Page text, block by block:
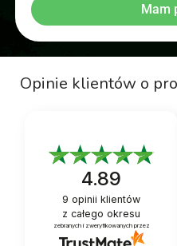
Mam
Opinie klientów o
4.89
9 opinii klientów
z całego okresu
zebranych i zweryfikowanych przez